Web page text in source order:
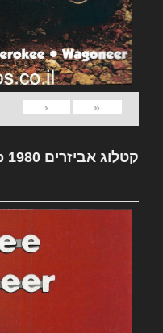
«
‹
קטלוג אביזרים Jeep 1980